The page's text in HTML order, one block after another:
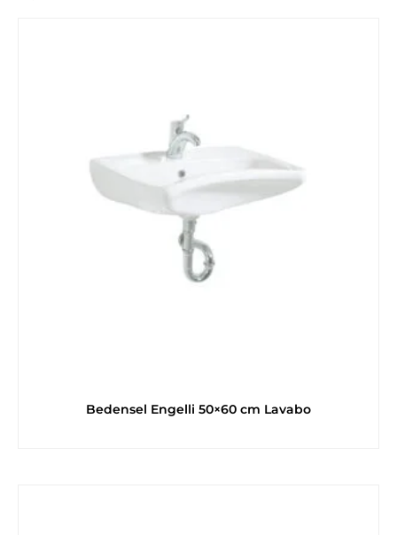
Bedensel Engelli 50×60 cm Lavabo